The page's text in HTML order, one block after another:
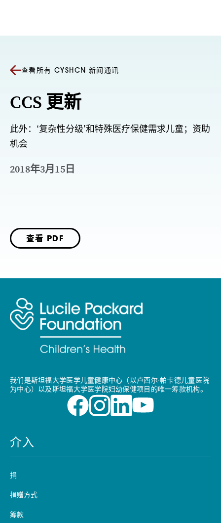
查看所有 CYSHCN 新闻通讯
CCS 更新
此外：‘复杂性分级’和特殊医疗保健需求儿童；资助
机会
2018年3月15日
查看 PDF
我们是斯坦福大学医学儿童健康中心（以卢西尔·帕卡德儿童医院
为中心）以及斯坦福大学医学院妇幼保健项目的唯一筹款机构。
介入
捐
捐赠方式
筹款